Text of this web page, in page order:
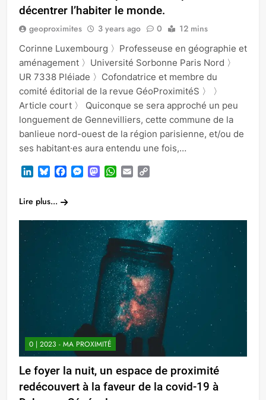
décentrer l’habiter le monde.
geoproximites 3 years ago 0 12 mins
Corinne Luxembourg 〉Professeuse en géographie et
aménagement 〉Université Sorbonne Paris Nord 〉
UR 7338 Pléiade 〉Cofondatrice et membre du
comité éditorial de la revue GéoProximitéS 〉 〉
Article court 〉 Quiconque se sera approché un peu
longuement de Gennevilliers, cette commune de la
banlieue nord-ouest de la région parisienne, et/ou de
ses habitant·es aura entendu une fois,…
LinkedInBlueskyFacebook
Messenger
Mastodon
WhatsApp
Email
Lire plus...
0 | 2023 - MA PROXIMITÉ
Le foyer la nuit, un espace de proximité
redécouvert à la faveur de la covid-19 à